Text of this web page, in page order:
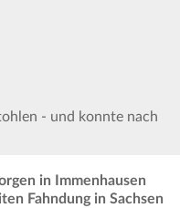
- und konnte nach
in Immenhausen
Fahndung in Sachsen